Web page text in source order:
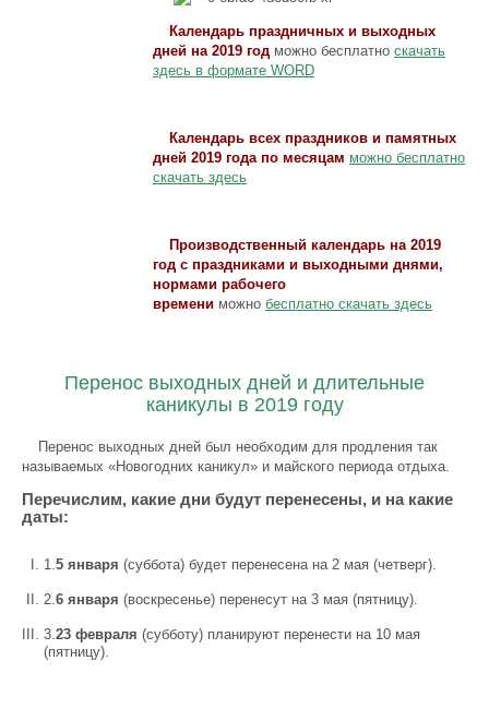
Календарь праздничных и выходных
дней на 2019 год можно бесплатно скачать
здесь в формате WORD
Календарь всех праздников и памятных
дней 2019 года по месяцам можно бесплатно
скачать здесь
Производственный календарь на 2019
год с праздниками и выходными днями,
нормами рабочего
времени можно бесплатно скачать здесь
Перенос выходных дней и длительные
каникулы в 2019 году
Перенос выходных дней был необходим для продления так
называемых «Новогодних каникул» и майского периода отдыха.
Перечислим, какие дни будут перенесены, и на какие
даты:
1.5 января (суббота) будет перенесена на 2 мая (четверг).
2.6 января (воскресенье) перенесут на 3 мая (пятницу).
3.23 февраля (субботу) планируют перенести на 10 мая
(пятницу).